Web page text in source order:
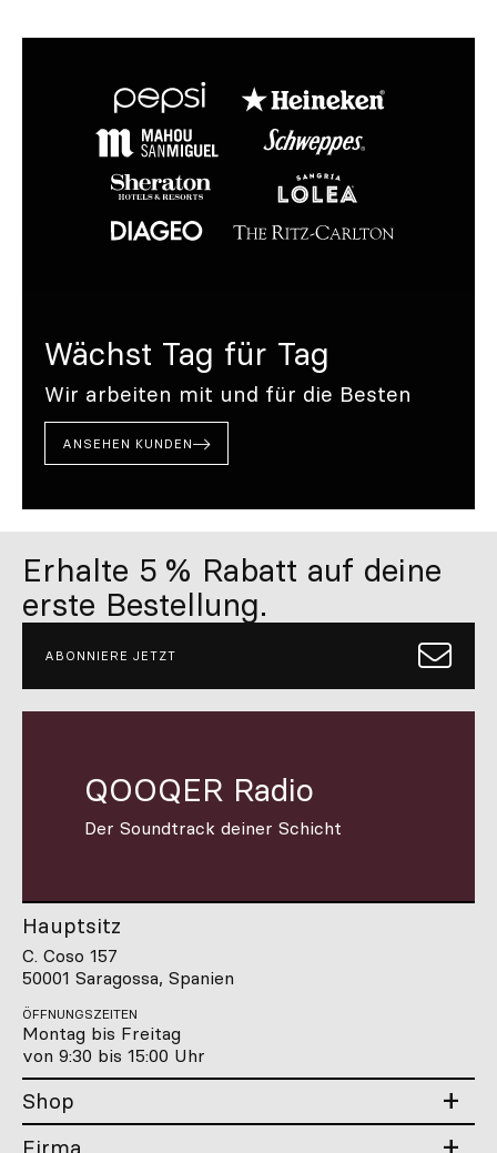
Wächst Tag für Tag
Wir arbeiten mit und für die Besten
ANSEHEN KUNDEN
Erhalte 5 % Rabatt auf deine
erste Bestellung.
ABONNIERE JETZT
QOOQER Radio
Der Soundtrack deiner Schicht
Hauptsitz
C. Coso 157
50001 Saragossa, Spanien
ÖFFNUNGSZEITEN
Montag bis Freitag
von 9:30 bis 15:00 Uhr
Shop
Firma